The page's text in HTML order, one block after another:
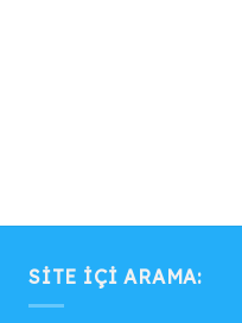
SITE IÇI ARAMA: